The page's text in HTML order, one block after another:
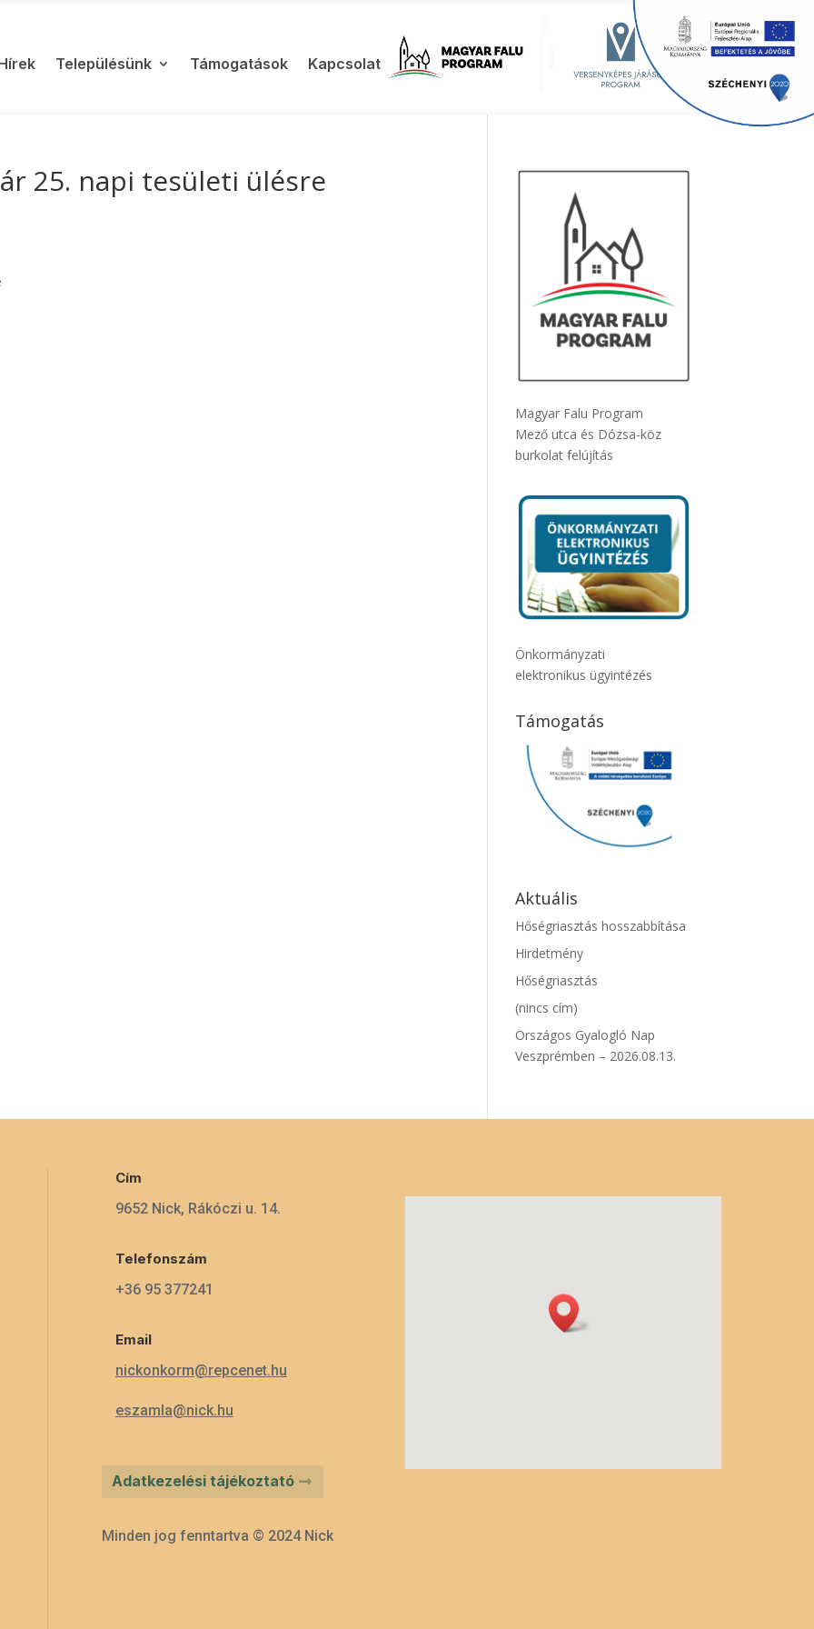
Településünk Támogatások Kapcsolat
25. napi tesületi ülésre
Magyar Falu Program
Mező utca és Dózsa-köz
burkolat felújítás
Önkormányzati
elektronikus ügyintézés
Támogatás
Aktuális
Hőségriasztás hosszabbítása
Hirdetmény
Hőségriasztás
(nincs cím)
Országos Gyalogló Nap
Veszprémben – 2026.08.13.
Cím
9652 Nick, Rákóczi u. 14.
Telefonszám
+36 95 377241
Email
nickonkorm@repcenet.hu
eszamla@nick.hu
Adatkezelési tájékoztató
Minden jog fenntartva © 2024 Nick